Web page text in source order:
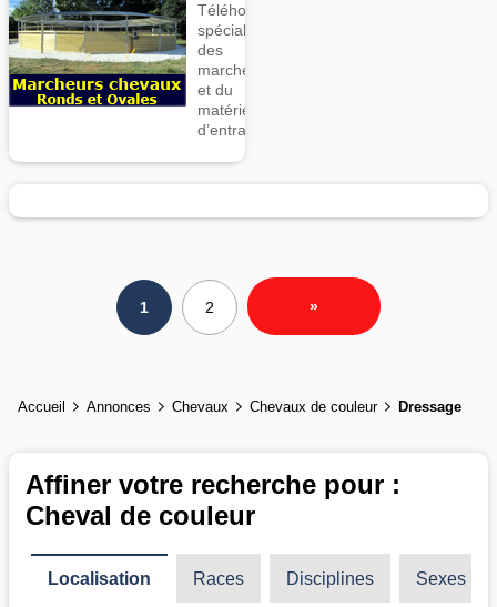
Téléhorse,
spécialiste
des
marcheurs
et du
matériel
d’entrainement
1 2 »
Accueil Annonces Chevaux Chevaux de couleur Dressage
Affiner votre recherche pour :
Cheval de couleur
Localisation Races Disciplines Sexes